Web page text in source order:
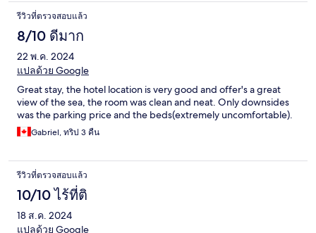
รีวิวที่ตรวจสอบแล้ว
8/10 ดีมาก
22 พ.ค. 2024
แปลด้วย Google
Great stay, the hotel location is very good and offer's a great
view of the sea, the room was clean and neat. Only downsides
was the parking price and the beds(extremely uncomfortable).
Gabriel, ทริป 3 คืน
รีวิวที่ตรวจสอบแล้ว
10/10 ไร้ที่ติ
18 ส.ค. 2024
แปลด้วย Google